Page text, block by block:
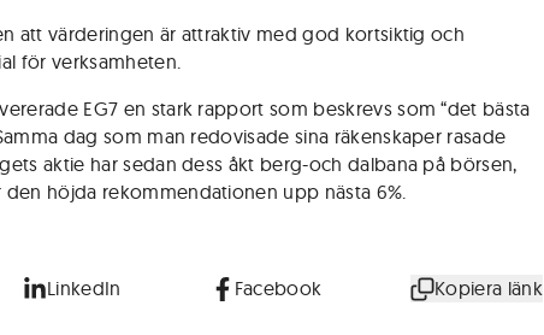
att värderingen är attraktiv med god kortsiktig och
för verksamheten.
EG7 en stark rapport som beskrevs som “det bästa
dag som man redovisade sina räkenskaper rasade
aktie har sedan dess åkt berg-och dalbana på börsen,
höjda rekommendationen upp nästa 6%.
LinkedIn Facebook Kopiera länk